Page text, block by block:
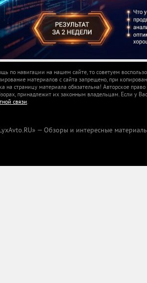
по навигации на нашем сайте, то советуем
материалов с сайта запрещено, при
на страницу материала обязательна! Авторское
принадлежит их законным владельцам. Если у
связи.
— Обзоры и интересные